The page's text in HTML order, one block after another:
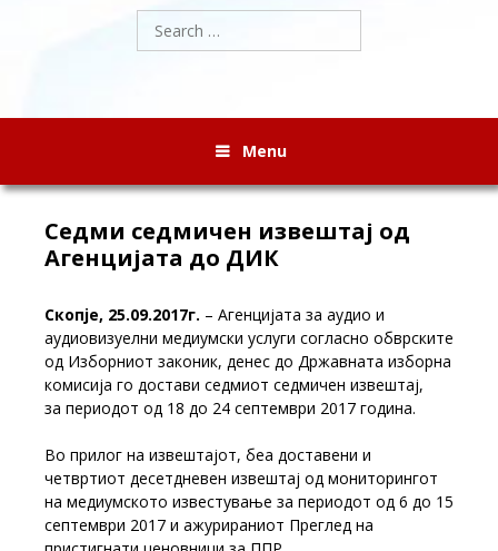
Search
for:
Menu
Седми седмичен извештај од
Агенцијата до ДИК
Скопје, 25.09.2017г. – Агенцијата за аудио и
аудиовизуелни медиумски услуги согласно обврските
од Изборниот законик, денес до Државната изборна
комисија го достави седмиот седмичен извештај,
за периодот од 18 до 24 септември 2017 година.
Во прилог на извештајот, беа доставени и
четвртиот десетдневен извештај од мониторингот
на медиумското известување за периодот од 6 до 15
септември 2017 и ажурираниот Преглед на